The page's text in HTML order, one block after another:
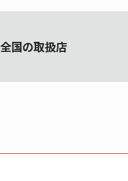
全国の取扱店